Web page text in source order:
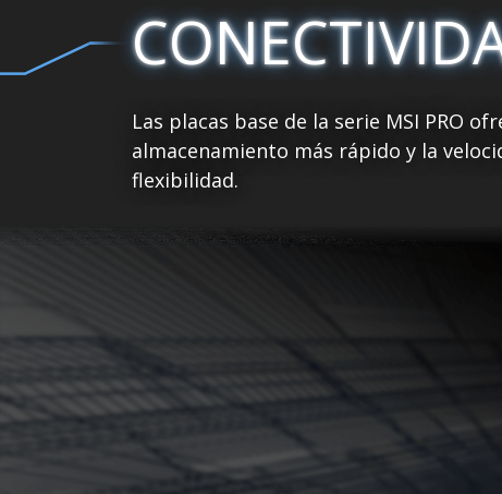
Las placas base de la serie MSI PRO
almacenamiento más rápido y la
flexibilidad.